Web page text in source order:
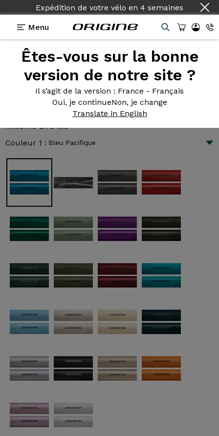
Pays : Français
Menu
Êtes-vous sur la bonne
version de notre site ?
Il s’agit de la version : France - Français
Oui, je continueNon, je change
Translate in English
Présentation
Axxome GTO M3 Di2
Axxome GTO M3
Couleur 1 : Bleu Pacifique